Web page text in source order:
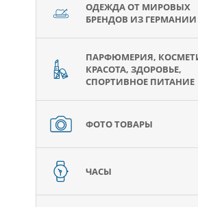
ОДЕЖДА ОТ МИРОВЫХ
БРЕНДОВ ИЗ ГЕРМАНИИ
ПАРФЮМЕРИЯ,
КРАСОТА, ЗДОРОВЬЕ,
СПОРТИВНОЕ ПИТАНИЕ
ФОТО ТОВАРЫ
ЧАСЫ